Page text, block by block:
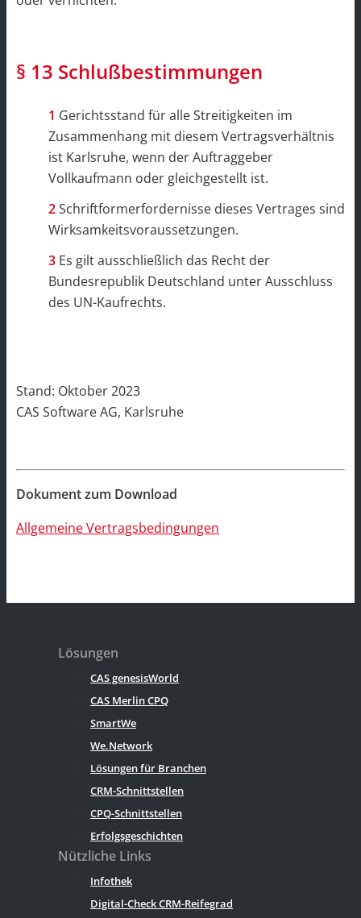
§ 13 Schlußbestimmungen
Gerichtsstand für alle Streitigkeiten im
Zusammenhang mit diesem Vertragsverhältnis
ist Karlsruhe, wenn der Auftraggeber
Vollkaufmann oder gleichgestellt ist.
Schriftformerfordernisse dieses Vertrages sind
Wirksamkeitsvoraussetzungen.
Es gilt ausschließlich das Recht der
Bundesrepublik Deutschland unter Ausschluss
des UN-Kaufrechts.
Stand: Oktober 2023
CAS Software AG, Karlsruhe
Dokument zum Download
Allgemeine Vertragsbedingungen
Lösungen
CAS genesisWorld
CAS Merlin CPQ
SmartWe
We.Network
Lösungen für Branchen
CRM-Schnittstellen
CPQ-Schnittstellen
Erfolgsgeschichten
Nützliche Links
Infothek
Digital-Check CRM-Reifegrad